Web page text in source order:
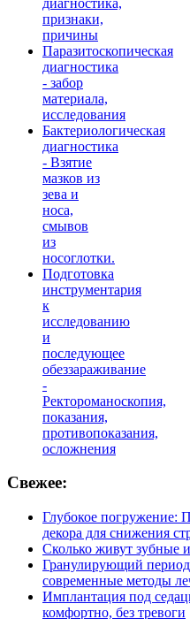
признаки,
причины
Паразитоскопическая
диагностика
- забор
материала,
исследования
Бактериологическая
диагностика
- Взятие
мазков из
зева и
носа,
смывов
из
носоглотки.
Подготовка
инструментария
к
исследованию
и
последующее
обеззараживание
-
Ректороманоскопия,
показания,
противопоказания,
осложнения
Свежее:
Глубокое погружение:
декора для снижения
Сколько живут зубные
Гранулирующий
современные методы
Имплантация под
комфортно, без тревоги